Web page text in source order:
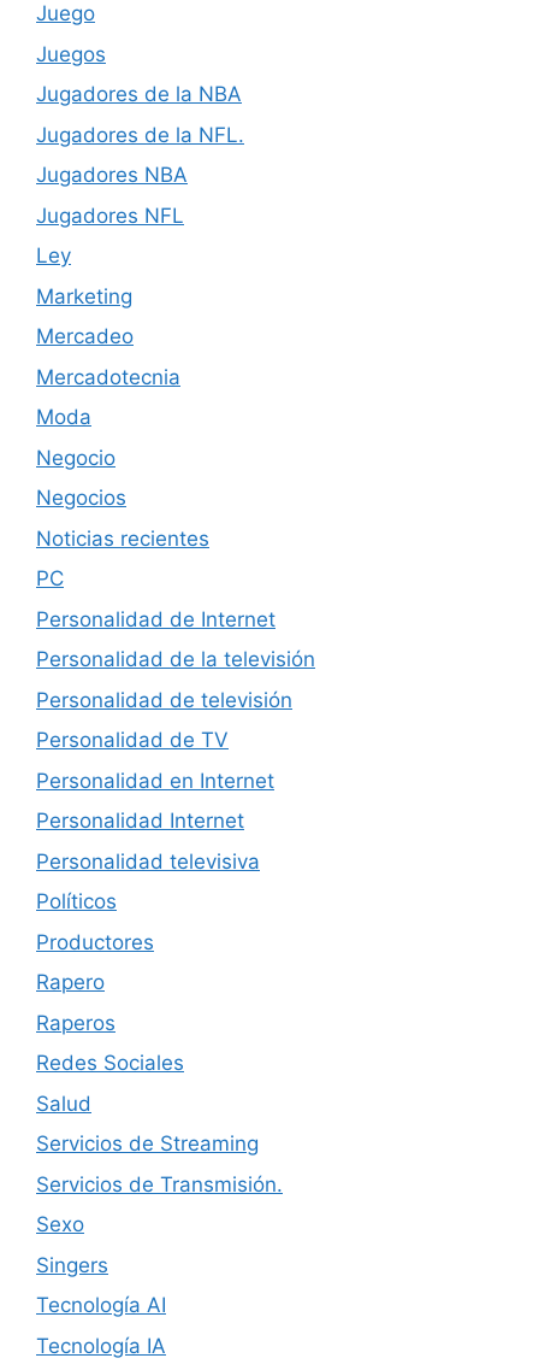
Juego
Juegos
Jugadores de la NBA
Jugadores de la NFL.
Jugadores NBA
Jugadores NFL
Ley
Marketing
Mercadeo
Mercadotecnia
Moda
Negocio
Negocios
Noticias recientes
PC
Personalidad de Internet
Personalidad de la televisión
Personalidad de televisión
Personalidad de TV
Personalidad en Internet
Personalidad Internet
Personalidad televisiva
Políticos
Productores
Rapero
Raperos
Redes Sociales
Salud
Servicios de Streaming
Servicios de Transmisión.
Sexo
Singers
Tecnología AI
Tecnología IA